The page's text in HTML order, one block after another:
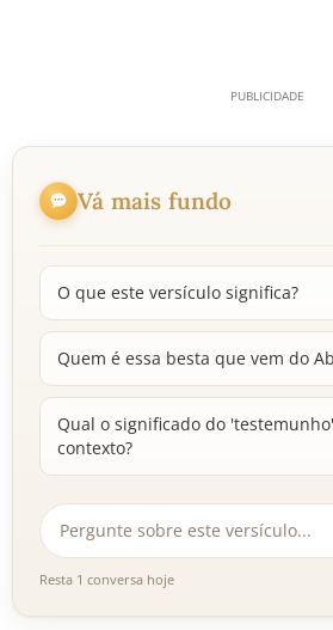
Vá mais fundo
O que este versículo significa?
Quem é essa besta que vem do
Qual o significado do
contexto?
Resta 1 conversa hoje